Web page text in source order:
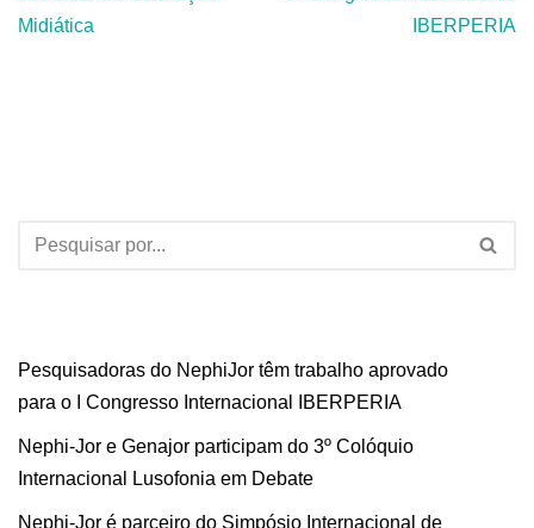
Midiática
IBERPERIA
Pesquisadoras do NephiJor têm trabalho aprovado
para o I Congresso Internacional IBERPERIA
Nephi-Jor e Genajor participam do 3º Colóquio
Internacional Lusofonia em Debate
Nephi-Jor é parceiro do Simpósio Internacional de